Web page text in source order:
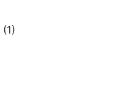
(1)